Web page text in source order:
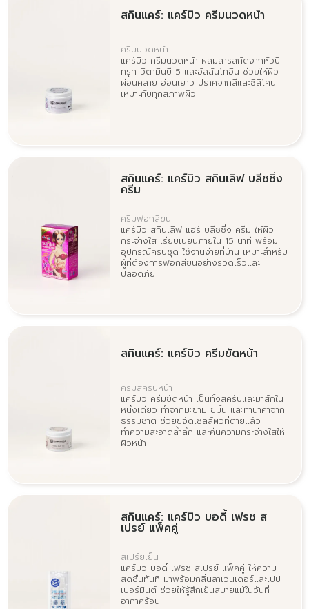
สกินแคร์: แคร์บิว ครีมนวดหน้า
ครีมนวดหน้า
แคร์บิว ครีมนวดหน้า ผสมสารสกัดจากหัวบี
ทรูท วิตามินบี 5 และอัลลันโทอิน ช่วยให้ผิว
ผ่อนคลาย อ่อนเยาว์ ปราศจากสีและซิลิโคน
เหมาะกับทุกสภาพผิว
สกินแคร์: แคร์บิว สกินเลิฟ บลีชชิ่ง
ครีม
ครีมฟอกสีขน
แคร์บิว สกินเลิฟ แฮร์ บลีชชิ่ง ครีม ให้ผิว
กระจ่างใส เรียบเนียนภายใน 15 นาที พร้อม
อุปกรณ์ครบชุด ใช้งานง่ายที่บ้าน เหมาะสำหรับ
ผู้ที่ต้องการฟอกสีขนอย่างรวดเร็วและ
ปลอดภัย
สกินแคร์: แคร์บิว ครีมขัดหน้า
ครีมสครับหน้า
แคร์บิว ครีมขัดหน้า เป็นทั้งสครับและมาส์กใน
หนึ่งเดียว ทำจากมะขาม ขมิ้น และทานาคาจาก
ธรรมชาติ ช่วยขจัดเซลล์ผิวที่ตายแล้ว
ทำความสะอาดล้ำลึก และคืนความกระจ่างใสให้
ผิวหน้า
สกินแคร์: แคร์บิว บอดี้ เฟรช ส
เปรย์ แพ็คคู่
สเปร์ยเย็น
แคร์บิว บอดี้ เฟรช สเปรย์ แพ็คคู่ ให้ความ
สดชื่นทันที มาพร้อมกลิ่นลาเวนเดอร์และเปป
เปอร์มินต์ ช่วยให้รู้สึกเย็นสบายแม้ในวันที่
อากาศร้อน